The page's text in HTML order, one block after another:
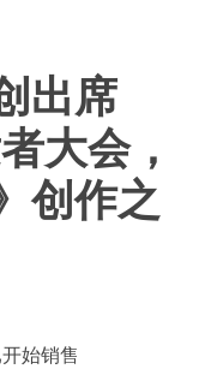
出席
大会，
创作之
始销售